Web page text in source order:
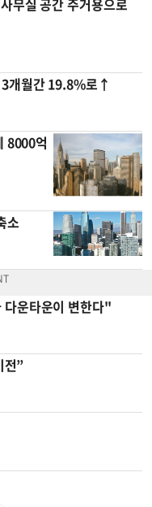
무실 공간 주거용으로
개월간 19.8%로↑
8000억
소
운타운이 변한다"
전”